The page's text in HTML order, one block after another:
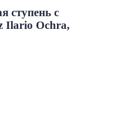
ступень с
Ilario Ochra,